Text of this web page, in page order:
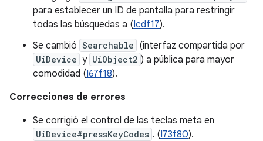
para establecer un ID de pantalla para restringir
todas las búsquedas a (Icdf17).
Se cambió Searchable (interfaz compartida por
UiDevice y UiObject2 ) a pública para mayor
comodidad (I67f18).
Correcciones de errores
Se corrigió el control de las teclas meta en
UiDevice#pressKeyCodes . (I73f80).